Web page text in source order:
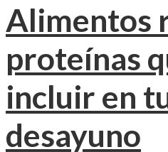
Alimentos
proteínas
incluir en
desayuno